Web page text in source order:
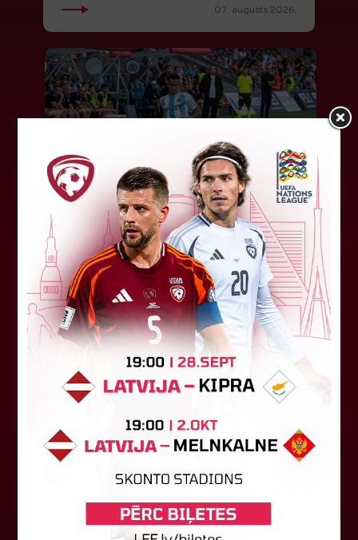
07. augusts 2026.
"Riga FC" iegūst handikapu, RFS
būs jāatspēlējas
Ceturtdienas vakarā savas spēles UEFA
Konferences līgas kvalifikācijas trešajā kārtā
aizvadīja divi Latvijas klubi. FC RFS izbraukumā ar
0:2 zaudēja Čehijas "Jablonec"...
06. augusts 2026.